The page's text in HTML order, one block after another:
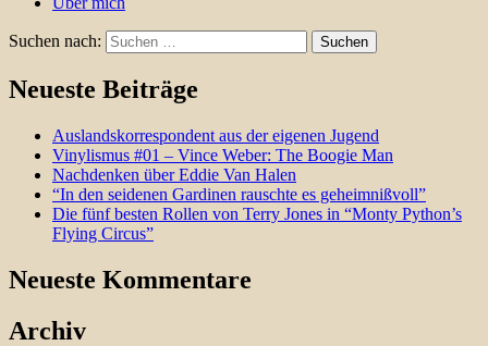
Suchen nach:
Neueste Beiträge
Auslandskorrespondent aus der eigenen Jugend
Vinylismus #01 – Vince Weber: The Boogie Man
Nachdenken über Eddie Van Halen
“In den seidenen Gardinen rauschte es geheimnißvoll”
Die fünf besten Rollen von Terry Jones in “Monty Python’s
Flying Circus”
Neueste Kommentare
Archiv